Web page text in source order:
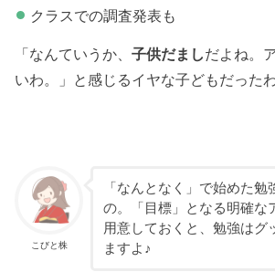
クラスでの調査発表も
「なんていうか、子供だましだよね。
いわ。」と感じるイヤな子どもだった
こびと株
「なんとなく」で始めた勉
の。「目標」となる明確な
用意しておくと、勉強はグ
ますよ♪